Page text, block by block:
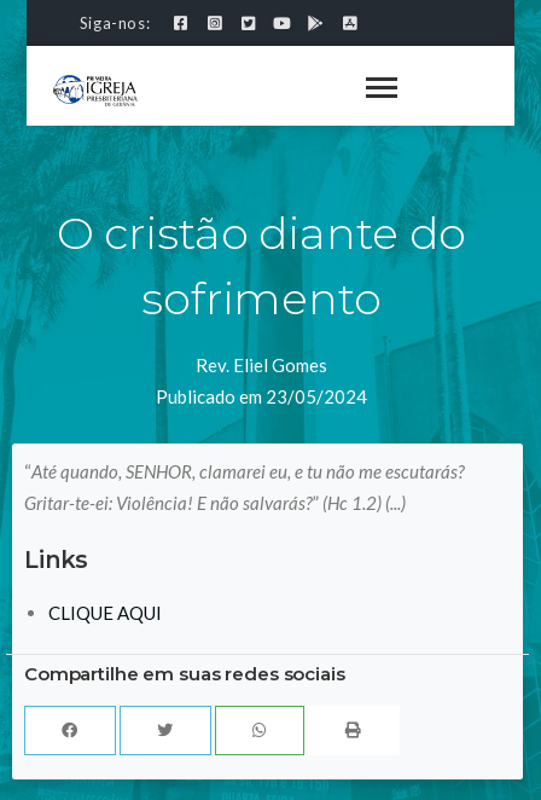
Siga-nos:
O cristão diante do
sofrimento
Rev. Eliel Gomes
Publicado em 23/05/2024
“Até quando, SENHOR, clamarei eu, e tu não me escutarás?
Gritar-te-ei: Violência! E não salvarás?” (Hc 1.2) (...)
Links
CLIQUE AQUI
Compartilhe em suas redes sociais